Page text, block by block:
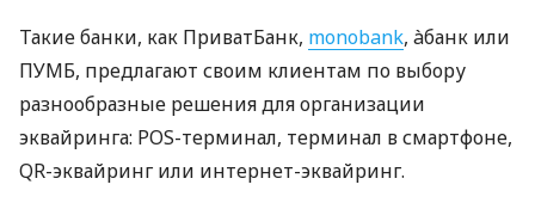
Такие банки, как ПриватБанк, monobank, àбанк или
ПУМБ, предлагают своим клиентам по выбору
разнообразные решения для организации
эквайринга: POS-терминал, терминал в смартфоне,
QR-эквайринг или интернет-эквайринг.